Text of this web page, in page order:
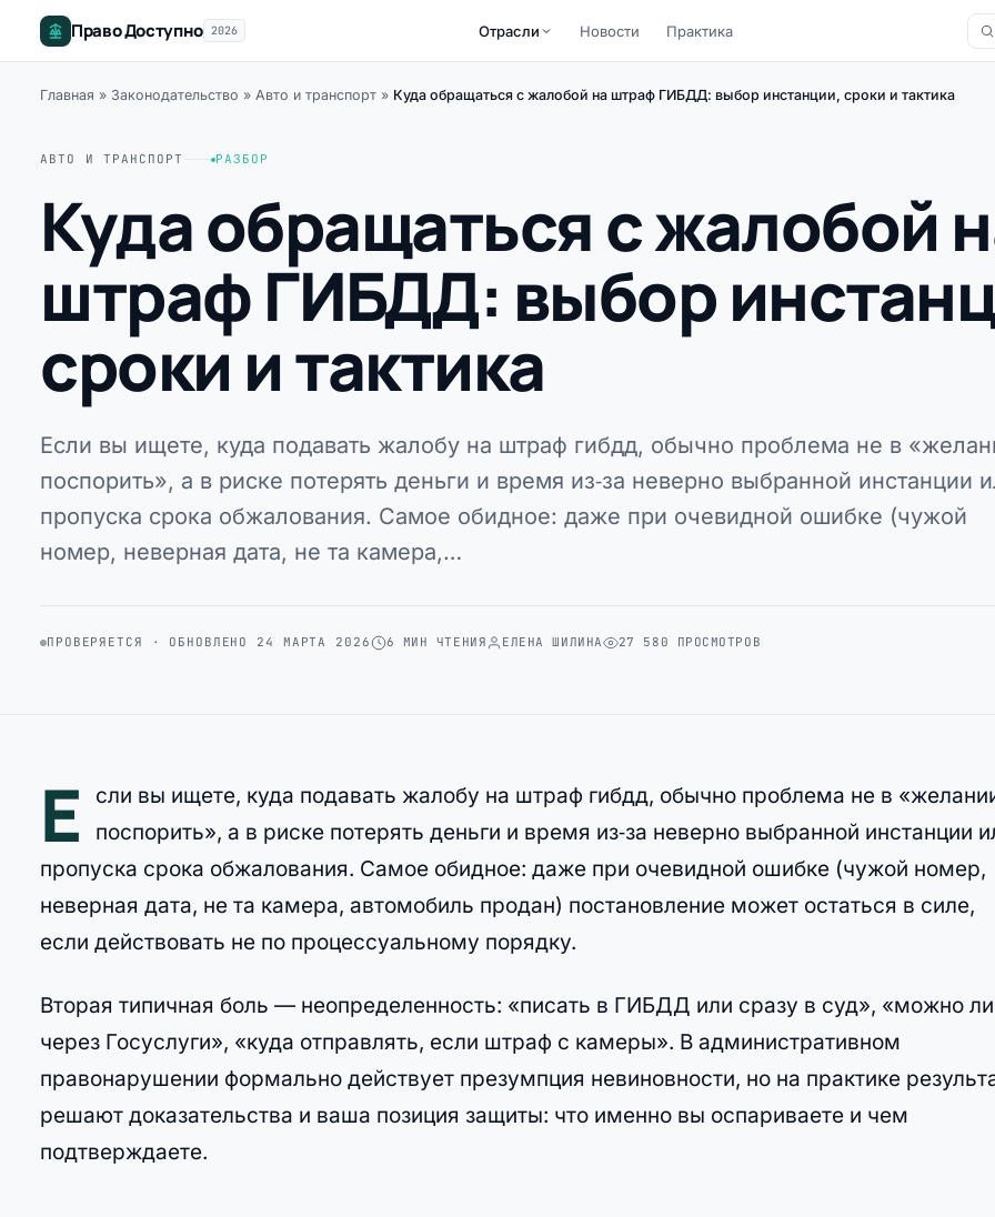
Право Доступно 2026 Отрасли Новости Практика
Главная » Законодательство » Авто и транспорт » Куда обращаться с жалобой на штраф ГИБДД: выбор инстанции, сроки и тактика
АВТО И ТРАНСПОРТ РАЗБОР
Куда обращаться с жалобой
штраф ГИБДД: выбор
сроки и тактика
Если вы ищете, куда подавать жалобу на штраф гибдд, обычно проблема не в
поспорить», а в риске потерять деньги и время из‑за неверно выбранной инстанции
пропуска срока обжалования. Самое обидное: даже при очевидной ошибке (чужой
номер, неверная дата, не та камера,…
ПРОВЕРЯЕТСЯ · ОБНОВЛЕНО 24 МАРТА 2026 6 МИН ЧТЕНИЯ ЕЛЕНА ШИЛИНА 27 580 ПРОСМОТРОВ
Е
сли вы ищете, куда подавать жалобу на штраф гибдд, обычно проблема не в
поспорить», а в риске потерять деньги и время из‑за неверно выбранной инстанции
пропуска срока обжалования. Самое обидное: даже при очевидной ошибке (чужой номер,
неверная дата, не та камера, автомобиль продан) постановление может остаться в силе,
если действовать не по процессуальному порядку.
Вторая типичная боль — неопределенность: «писать в ГИБДД или сразу в суд», «можно ли
через Госуслуги», «куда отправлять, если штраф с камеры». В административном
правонарушении формально действует презумпция невиновности, но на практике
решают доказательства и ваша позиция защиты: что именно вы оспариваете и чем
подтверждаете.